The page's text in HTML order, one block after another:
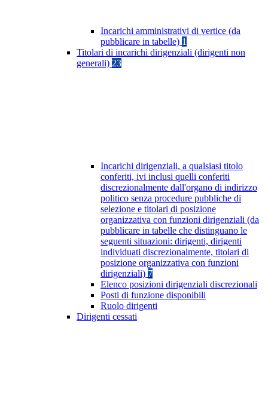
Incarichi amministrativi di vertice (da
pubblicare in tabelle) 1
Titolari di incarichi dirigenziali (dirigenti non
generali) 23
Incarichi dirigenziali, a qualsiasi titolo
conferiti, ivi inclusi quelli conferiti
discrezionalmente dall'organo di indirizzo
politico senza procedure pubbliche di
selezione e titolari di posizione
organizzativa con funzioni dirigenziali (da
pubblicare in tabelle che distinguano le
seguenti situazioni: dirigenti, dirigenti
individuati discrezionalmente, titolari di
posizione organizzativa con funzioni
dirigenziali) 7
Elenco posizioni dirigenziali discrezionali
Posti di funzione disponibili
Ruolo dirigenti
Dirigenti cessati